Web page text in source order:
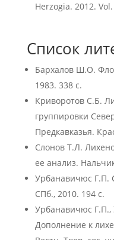
Herzogia. 2012.
Список
Бархалов Ш.О.
1983. 338 с.
Криворотов С.Б.
группировки
Предкавказья.
Слонов Т.Л.
ее анализ.
Урбанавичюс Г.П.
СПб., 2010. 194 с.
Урбанавичюс
Дополнение к